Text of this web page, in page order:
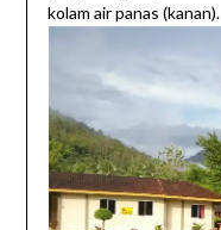
kolam air panas (kanan).